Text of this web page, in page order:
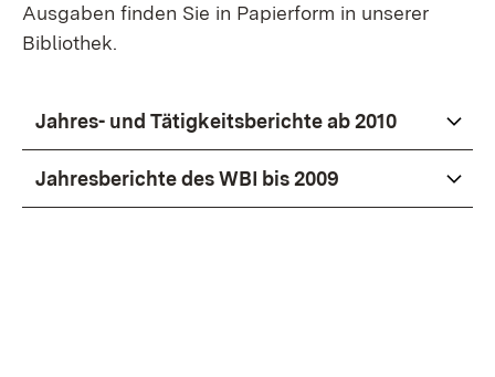
Ausgaben finden Sie in Papierform in unserer
Bibliothek.
Jahres- und Tätigkeitsberichte ab 2010
Jahresberichte des WBI bis 2009